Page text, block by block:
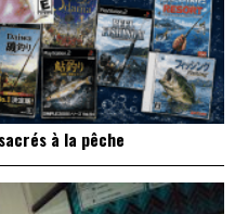
à la pêche